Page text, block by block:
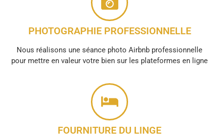
PHOTOGRAPHIE PROFESSIONNELLE
Nous réalisons une séance photo Airbnb professionnelle
pour mettre en valeur votre bien sur les plateformes en ligne
FOURNITURE DU LINGE